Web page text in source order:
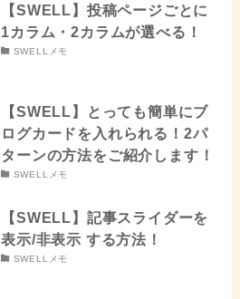
【SWELL】投稿ページごとに
1カラム・2カラムが選べる！
SWELLメモ
【SWELL】とっても簡単にブ
ログカードを入れられる！2パ
ターンの方法をご紹介します！
SWELLメモ
【SWELL】記事スライダーを
表示/非表示 する方法！
SWELLメモ